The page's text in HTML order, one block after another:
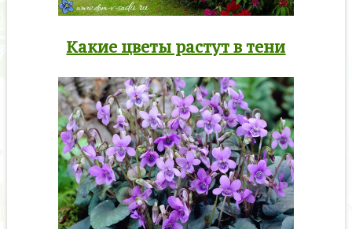
Какие цветы растут в тени